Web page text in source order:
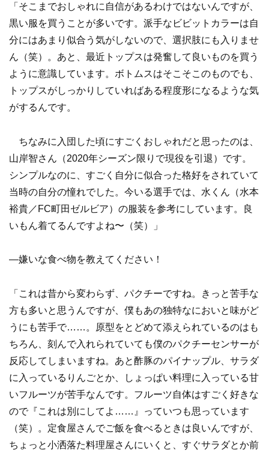
「そこまでおしゃれに自信があるわけではないんですが、
黒い服を買うことが多いです。派手なビビットカラーは自
分にはあまり似合う気がしないので、選択肢にも入りませ
ん（笑）。あと、最近トップスは発奮して良いものを買う
ように意識しています。ボトムスはそこそこのものでも、
トップスがしっかりしていればある程度形になるような気
がするんです。
ちなみに入団した頃にすごくおしゃれだと思ったのは、
山岸智さん（2020年シーズン限りで現役を引退）です。
シンプルなのに、すごく自分に似合った格好をされていて
当時の自分の憧れでした。今いる選手では、水くん（水本
裕貴／FC町田ゼルビア）の服装を参考にしています。良
いもん着てるんですよね〜（笑）」
―嫌いな食べ物を教えてください！
「これは昔から変わらず、パクチーですね。きっと苦手な
方も多いと思うんですが、僕もあの独特なにおいと味がど
うにも苦手で……。原型をとどめて添えられているのはも
ちろん、刻んで入れられていても僕のパクチーセンサーが
反応してしまいますね。あと酢豚のパイナップル、サラダ
に入っているりんごとか、しょっぱい料理に入っている甘
いフルーツが苦手なんです。フルーツ自体はすごく好きな
ので『これは別にしてよ……』っていつも思っています
（笑）。定食屋さんでご飯を食べるときは良いんですが、
ちょっと小洒落た料理屋さんにいくと、すぐサラダとか前